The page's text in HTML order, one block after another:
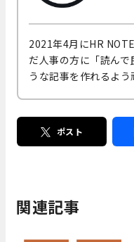
2021年4月にHR
だ人事の方に「読ん
うな記事を作れるよう
ポスト
関連記事